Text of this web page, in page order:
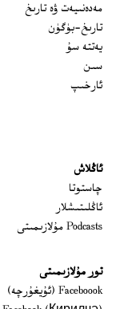
مەدەنىيەت ۋە تارىخ
تارىخ-بۈگۈن
يەتتە سۇ
سىن
ئارخىپ
ئاڭلاش
چاستوتا
ئاڭلىتىشلار
Podcasts مۇلازىمىتى
تور مۇلازىمىتى
Faceboook (ئۇيغۇرچە)